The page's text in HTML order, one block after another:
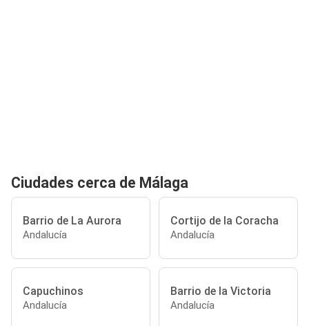
Ciudades cerca de Málaga
Barrio de La Aurora
Andalucía
Cortijo de la Coracha
Andalucía
Capuchinos
Andalucía
Barrio de la Victoria
Andalucía